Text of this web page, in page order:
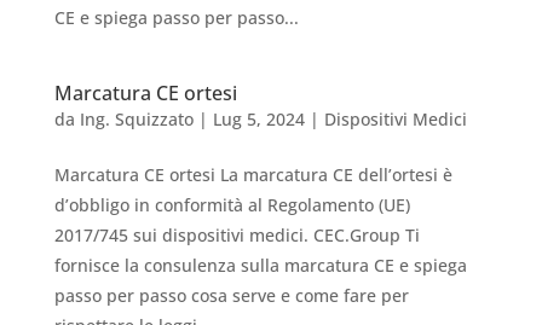
CE e spiega passo per passo...
Marcatura CE ortesi
da Ing. Squizzato| Lug 5, 2024| Dispositivi Medici
Marcatura CE ortesi La marcatura CE dell’ortesi è
d’obbligo in conformità al Regolamento (UE)
2017/745 sui dispositivi medici. CEC.Group Ti
fornisce la consulenza sulla marcatura CE e spiega
passo per passo cosa serve e come fare per